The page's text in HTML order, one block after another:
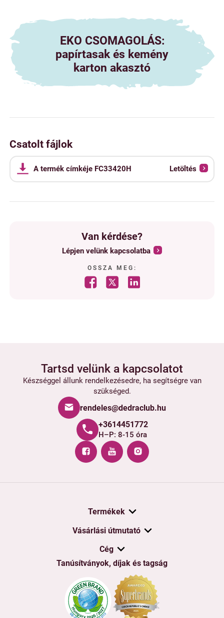
EKO CSOMAGOLÁS:
papírtasak és kemény
karton akasztó
Csatolt fájlok
A termék címkéje FC33420H Letöltés
Van kérdése?
Lépjen velünk kapcsolatba
OSSZA MEG:
Tartsd velünk a kapcsolatot
Készséggel állunk rendelkezésedre, ha segítségre van
szükséged.
rendeles@dedraclub.hu
+3614451772
H–P: 8-15 óra
Termékek
Vásárlási útmutató
Cég
Tanúsítványok, díjak és tagság